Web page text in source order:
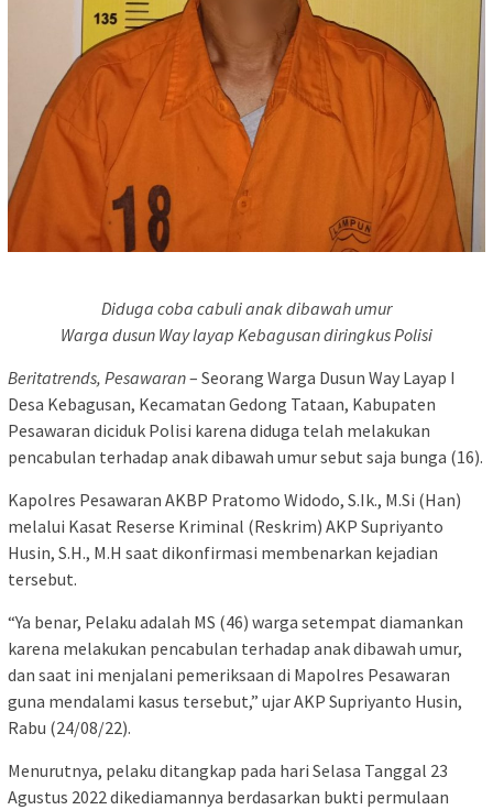
Diduga coba cabuli anak dibawah umur
Warga dusun Way layap Kebagusan diringkus Polisi
Beritatrends, Pesawaran– Seorang Warga Dusun Way Layap I
Desa Kebagusan, Kecamatan Gedong Tataan, Kabupaten
Pesawaran diciduk Polisi karena diduga telah melakukan
pencabulan terhadap anak dibawah umur sebut saja bunga (16).
Kapolres Pesawaran AKBP Pratomo Widodo, S.Ik., M.Si (Han)
melalui Kasat Reserse Kriminal (Reskrim) AKP Supriyanto
Husin, S.H., M.H saat dikonfirmasi membenarkan kejadian
tersebut.
“Ya benar, Pelaku adalah MS (46) warga setempat diamankan
karena melakukan pencabulan terhadap anak dibawah umur,
dan saat ini menjalani pemeriksaan di Mapolres Pesawaran
guna mendalami kasus tersebut,” ujar AKP Supriyanto Husin,
Rabu (24/08/22).
Menurutnya, pelaku ditangkap pada hari Selasa Tanggal 23
Agustus 2022 dikediamannya berdasarkan bukti permulaan